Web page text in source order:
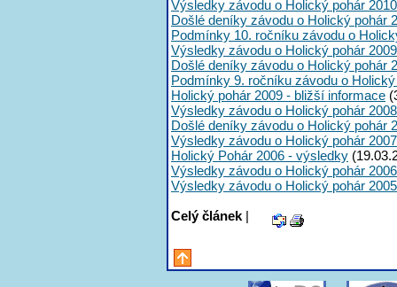
Výsledky závodu o Holický pohár 2010
Došlé deníky závodu o Holický pohár
Podmínky 10. ročníku závodu o
Výsledky závodu o Holický pohár 2009
Došlé deníky závodu o Holický pohár
Podmínky 9. ročníku závodu o
Holický pohár 2009 - bližší informace
Výsledky závodu o Holický pohár 2008
Došlé deníky závodu o Holický pohár
Výsledky závodu o Holický pohár 2007
Holický Pohár 2006 - výsledky
Výsledky závodu o Holický pohár 2006
Výsledky závodu o Holický pohár 2005
Celý článek |